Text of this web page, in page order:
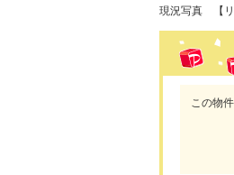
現況写真 【
この物